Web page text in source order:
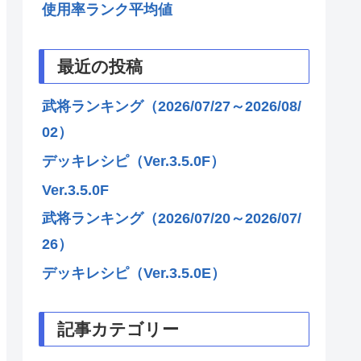
使用率ランク平均値
最近の投稿
武将ランキング（2026/07/27～2026/08/
02）
デッキレシピ（Ver.3.5.0F）
Ver.3.5.0F
武将ランキング（2026/07/20～2026/07/
26）
デッキレシピ（Ver.3.5.0E）
記事カテゴリー